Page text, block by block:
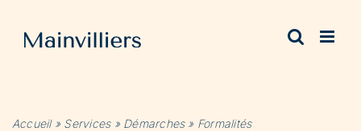
contenu
Accueil» Services» Démarches» Formalités